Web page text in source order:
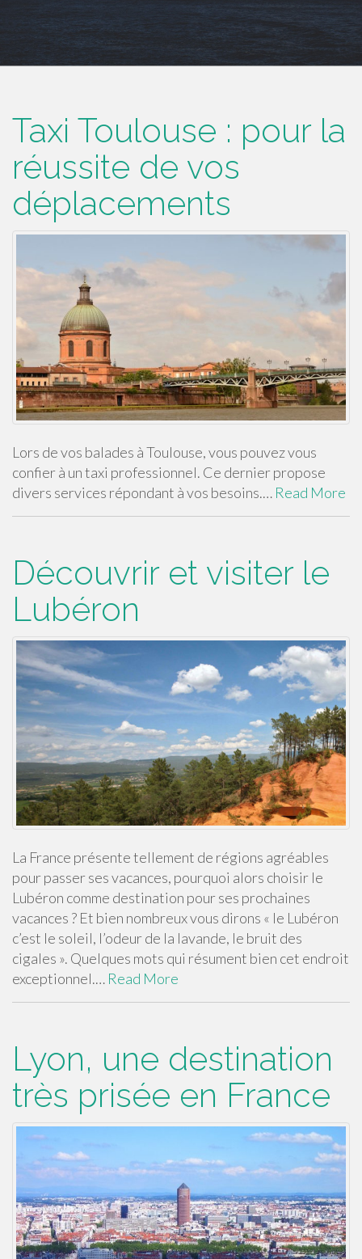
Taxi Toulouse : pour la
réussite de vos
déplacements
Lors de vos balades à Toulouse, vous pouvez vous
confier à un taxi professionnel. Ce dernier propose
divers services répondant à vos besoins.… Read More
Découvrir et visiter le
Lubéron
La France présente tellement de régions agréables
pour passer ses vacances, pourquoi alors choisir le
Lubéron comme destination pour ses prochaines
vacances ? Et bien nombreux vous dirons « le Lubéron
c’est le soleil, l’odeur de la lavande, le bruit des
cigales ». Quelques mots qui résument bien cet endroit
exceptionnel.… Read More
Lyon, une destination
très prisée en France